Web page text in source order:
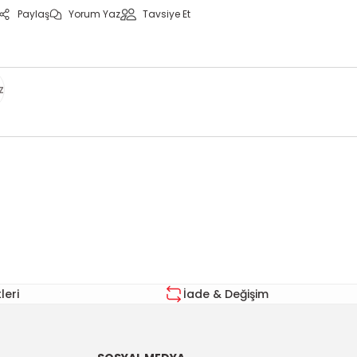
Paylaş Yorum Yaz Tavsiye Et
İade & Değişim